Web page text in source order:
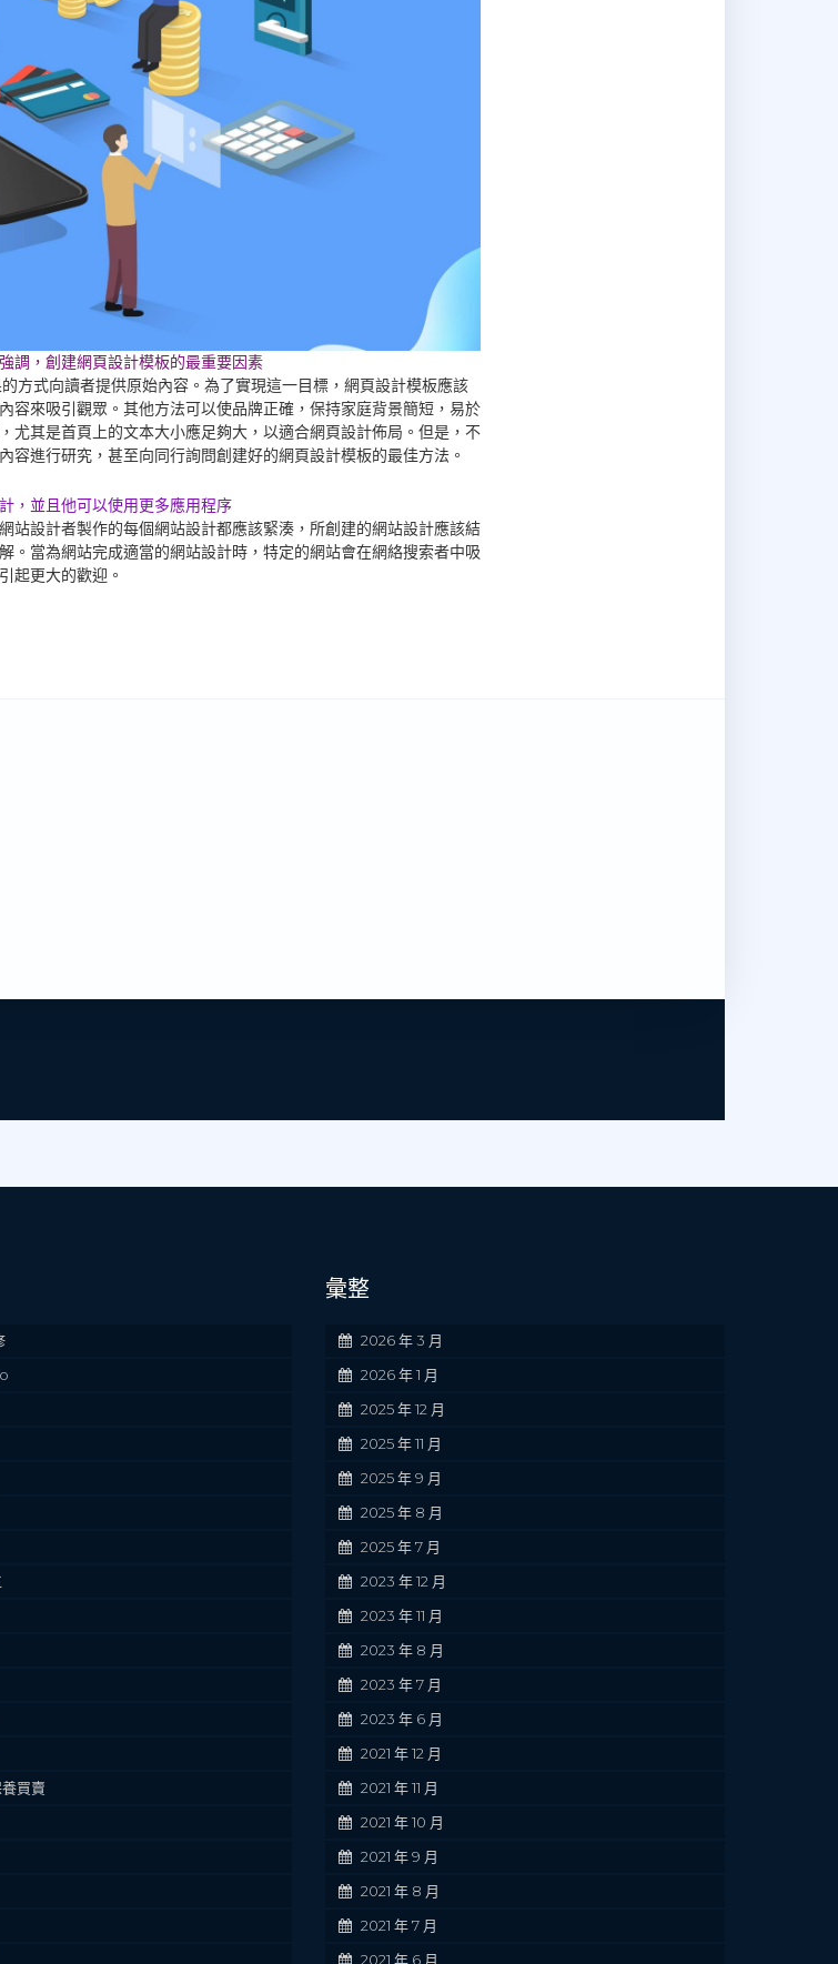
調，創建網頁設計模板的最重要因素
方式向讀者提供原始內容。為了實現這一目標，網頁設計模板應該
容來吸引觀眾。其他方法可以使品牌正確，保持家庭背景簡短，易於
尤其是首頁上的文本大小應足夠大，以適合網頁設計佈局。但是，不
容進行研究，甚至向同行詢問創建好的網頁設計模板的最佳方法。
，並且他可以使用更多應用程序
站設計者製作的每個網站設計都應該緊湊，所創建的網站設計應該結
。當為網站完成適當的網站設計時，特定的網站會在網絡搜索者中吸
起更大的歡迎。
買賣
彙整
2026 年 3 月
2026 年 1 月
2025 年 12 月
2025 年 11 月
2025 年 9 月
2025 年 8 月
2025 年 7 月
2023 年 12 月
2023 年 11 月
2023 年 8 月
2023 年 7 月
2023 年 6 月
2021 年 12 月
2021 年 11 月
2021 年 10 月
2021 年 9 月
2021 年 8 月
2021 年 7 月
2021 年 6 月